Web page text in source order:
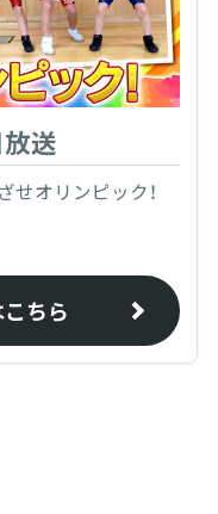
送
せオリンピック！
ちら